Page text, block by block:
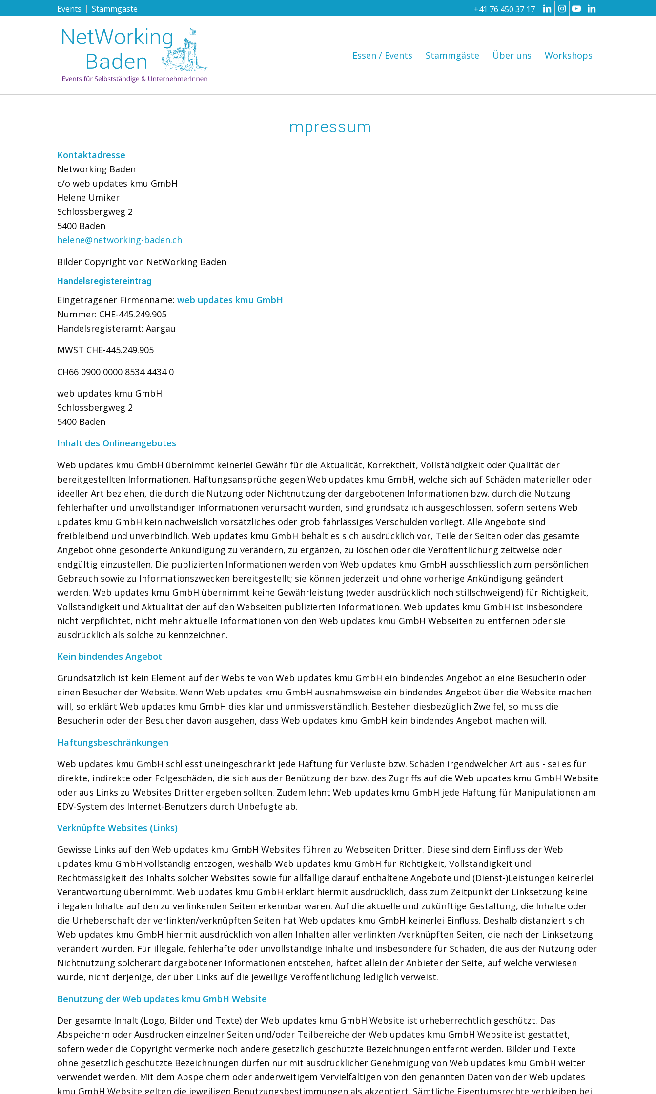
Events Stammgäste +41 76 450 37 17
Essen / Events Stammgäste Über uns Workshops
Impressum
Kontaktadresse
Networking Baden
c/o web updates kmu GmbH
Helene Umiker
Schlossbergweg 2
5400 Baden
helene@networking-baden.ch
Bilder Copyright von NetWorking Baden
Handelsregistereintrag
Eingetragener Firmenname:web updates kmu GmbH
Nummer: CHE-445.249.905
Handelsregisteramt: Aargau
MWST CHE-445.249.905
CH66 0900 0000 8534 4434 0
web updates kmu GmbH
Schlossbergweg 2
5400 Baden
Inhalt des Onlineangebotes
Web updates kmu GmbH übernimmt keinerlei Gewähr für die Aktualität, Korrektheit, Vollständigkeit oder Qualität der
bereitgestellten Informationen. Haftungsansprüche gegen Web updates kmu GmbH, welche sich auf Schäden materieller oder
ideeller Art beziehen, die durch die Nutzung oder Nichtnutzung der dargebotenen Informationen bzw. durch die Nutzung
fehlerhafter und unvollständiger Informationen verursacht wurden, sind grundsätzlich ausgeschlossen, sofern seitens Web
updates kmu GmbH kein nachweislich vorsätzliches oder grob fahrlässiges Verschulden vorliegt. Alle Angebote sind
freibleibend und unverbindlich. Web updates kmu GmbH behält es sich ausdrücklich vor, Teile der Seiten oder das gesamte
Angebot ohne gesonderte Ankündigung zu verändern, zu ergänzen, zu löschen oder die Veröffentlichung zeitweise oder
endgültig einzustellen. Die publizierten Informationen werden von Web updates kmu GmbH ausschliesslich zum persönlichen
Gebrauch sowie zu Informationszwecken bereitgestellt; sie können jederzeit und ohne vorherige Ankündigung geändert
werden. Web updates kmu GmbH übernimmt keine Gewährleistung (weder ausdrücklich noch stillschweigend) für Richtigkeit,
Vollständigkeit und Aktualität der auf den Webseiten publizierten Informationen. Web updates kmu GmbH ist insbesondere
nicht verpflichtet, nicht mehr aktuelle Informationen von den Web updates kmu GmbH Webseiten zu entfernen oder sie
ausdrücklich als solche zu kennzeichnen.
Kein bindendes Angebot
Grundsätzlich ist kein Element auf der Website von Web updates kmu GmbH ein bindendes Angebot an eine Besucherin oder
einen Besucher der Website. Wenn Web updates kmu GmbH ausnahmsweise ein bindendes Angebot über die Website machen
will, so erklärt Web updates kmu GmbH dies klar und unmissverständlich. Bestehen diesbezüglich Zweifel, so muss die
Besucherin oder der Besucher davon ausgehen, dass Web updates kmu GmbH kein bindendes Angebot machen will.
Haftungsbeschränkungen
Web updates kmu GmbH schliesst uneingeschränkt jede Haftung für Verluste bzw. Schäden irgendwelcher Art aus - sei es für
direkte, indirekte oder Folgeschäden, die sich aus der Benützung der bzw. des Zugriffs auf die Web updates kmu GmbH Website
oder aus Links zu Websites Dritter ergeben sollten. Zudem lehnt Web updates kmu GmbH jede Haftung für Manipulationen am
EDV-System des Internet-Benutzers durch Unbefugte ab.
Verknüpfte Websites (Links)
Gewisse Links auf den Web updates kmu GmbH Websites führen zu Webseiten Dritter. Diese sind dem Einfluss der Web
updates kmu GmbH vollständig entzogen, weshalb Web updates kmu GmbH für Richtigkeit, Vollständigkeit und
Rechtmässigkeit des Inhalts solcher Websites sowie für allfällige darauf enthaltene Angebote und (Dienst-)Leistungen keinerlei
Verantwortung übernimmt. Web updates kmu GmbH erklärt hiermit ausdrücklich, dass zum Zeitpunkt der Linksetzung keine
illegalen Inhalte auf den zu verlinkenden Seiten erkennbar waren. Auf die aktuelle und zukünftige Gestaltung, die Inhalte oder
die Urheberschaft der verlinkten/verknüpften Seiten hat Web updates kmu GmbH keinerlei Einfluss. Deshalb distanziert sich
Web updates kmu GmbH hiermit ausdrücklich von allen Inhalten aller verlinkten /verknüpften Seiten, die nach der Linksetzung
verändert wurden. Für illegale, fehlerhafte oder unvollständige Inhalte und insbesondere für Schäden, die aus der Nutzung oder
Nichtnutzung solcherart dargebotener Informationen entstehen, haftet allein der Anbieter der Seite, auf welche verwiesen
wurde, nicht derjenige, der über Links auf die jeweilige Veröffentlichung lediglich verweist.
Benutzung der Web updates kmu GmbH Website
Der gesamte Inhalt (Logo, Bilder und Texte) der Web updates kmu GmbH Website ist urheberrechtlich geschützt. Das
Abspeichern oder Ausdrucken einzelner Seiten und/oder Teilbereiche der Web updates kmu GmbH Website ist gestattet,
sofern weder die Copyright vermerke noch andere gesetzlich geschützte Bezeichnungen entfernt werden. Bilder und Texte
ohne gesetzlich geschützte Bezeichnungen dürfen nur mit ausdrücklicher Genehmigung von Web updates kmu GmbH weiter
verwendet werden. Mit dem Abspeichern oder anderweitigem Vervielfältigen von den genannten Daten von der Web updates
kmu GmbH Website gelten die jeweiligen Benutzungsbestimmungen als akzeptiert. Sämtliche Eigentumsrechte verbleiben bei